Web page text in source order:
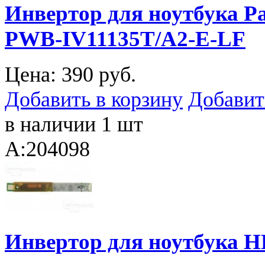
Инвертор для ноутбука
PWB-IV11135T/A2-E-LF
Цена: 390 руб.
Добавить в корзину
в наличии 1 шт
A:204098
Инвертор для ноутбука